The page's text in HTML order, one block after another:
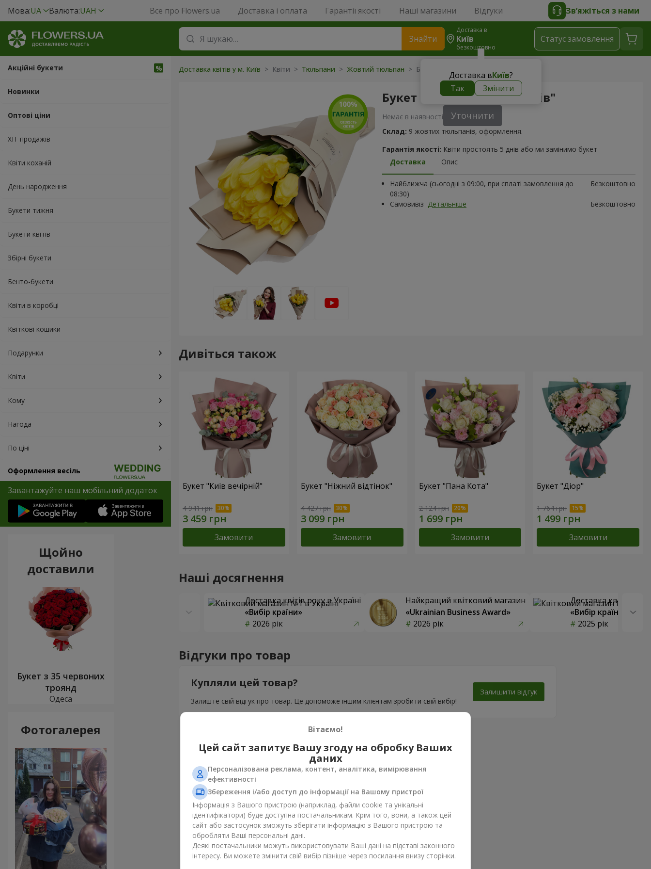
Мова:UA Валюта:UAH Все про Flowers.ua Доставка і оплата Гарантії якості Наші магазини Відгуки Зв’яжіться з нами
Знайти
Доставка в
Київ
безкоштовно
Доставка вКиїв?
Так
Змінити
Статус замовлення
Акційні букети
Новинки
Оптові ціни
ХІТ продажів
Квіти коханій
День народження
Букети тижня
Букети квітів
Збірні букети
Бенто-букети
Квіти в коробці
Квіткові кошики
Подарунки
Квіти
Кому
Нагода
По ціні
Оформлення весіль
Завантажуйте наш мобільний додаток
Доставка квітів у м. Київ > Квіти > Тюльпани > Жовтий тюльпан > Букет "9 жовтих тюльпанів"
Букет "9 жовтих тюльпанів"
Немає в наявності Уточнити
Склад: 9 жовтих тюльпанів, оформлення.
Гарантія якості: Квіти простоять 5 днів або ми замінимо букет
Доставка
Опис
Найближча (сьогодні з 09:00, при сплаті замовлення до
08:30)
Безкоштовно
Самовивіз Детальніше Безкоштовно
Дивіться також
Букет "Київ вечірній"
4 941 грн
Замовити
Букет "Ніжний відтінок"
4 427 грн
Замовити
Букет "Пана Кота"
2 124 грн
Замовити
Букет "Діор"
1 764 грн
Замовити
Наші досягнення
Доставка квітів року в Україні
«Вибір країни»
2026 рік
Найкращий квітковий магазин
«Ukrainian Business Award»
2026 рік
Доставка квітів
«Вибір країни»
2025 рік
Відгуки про товар
Купляли цей товар?
Залиште свій відгук про товар. Це допоможе іншим клієнтам зробити свій вибір!
Залишити відгук
Щойно
доставили
Букет з 35 червоних
троянд
Одеса
Фотогалерея Вітаємо!
Цей сайт запитує Вашу згоду на обробку Ваших
даних
Персоналізована реклама, контент, аналітика, вимірювання
ефективності
Збереження і/або доступ до інформації на Вашому пристрої
Інформація з Вашого пристрою (наприклад, файли cookie та унікальні
ідентифікатори) буде доступна постачальникам. Крім того, вони, а також цей
сайт або застосунок зможуть зберігати інформацію з Вашого пристрою та
обробляти Ваші персональні дані.
Деякі постачальники можуть використовувати Ваші дані на підставі законного
інтересу. Ви можете змінити свій вибір пізніше через посилання внизу сторінки.